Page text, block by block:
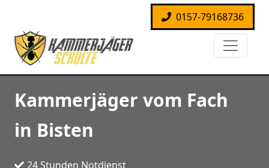
0157-79168736
Kammerjäger vom Fach
in Bisten
24 Stunden Notdienst